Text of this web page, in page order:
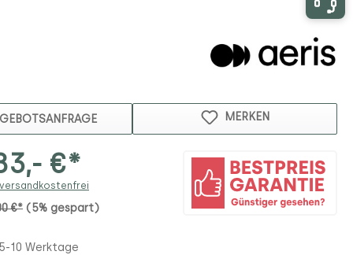
MERKEN
€*
€* (5% gespart)
10 Werktage